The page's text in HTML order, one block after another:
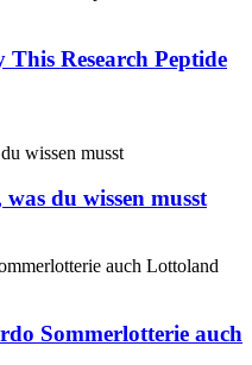
Research Peptide
du wissen musst
Sommerlotterie auch